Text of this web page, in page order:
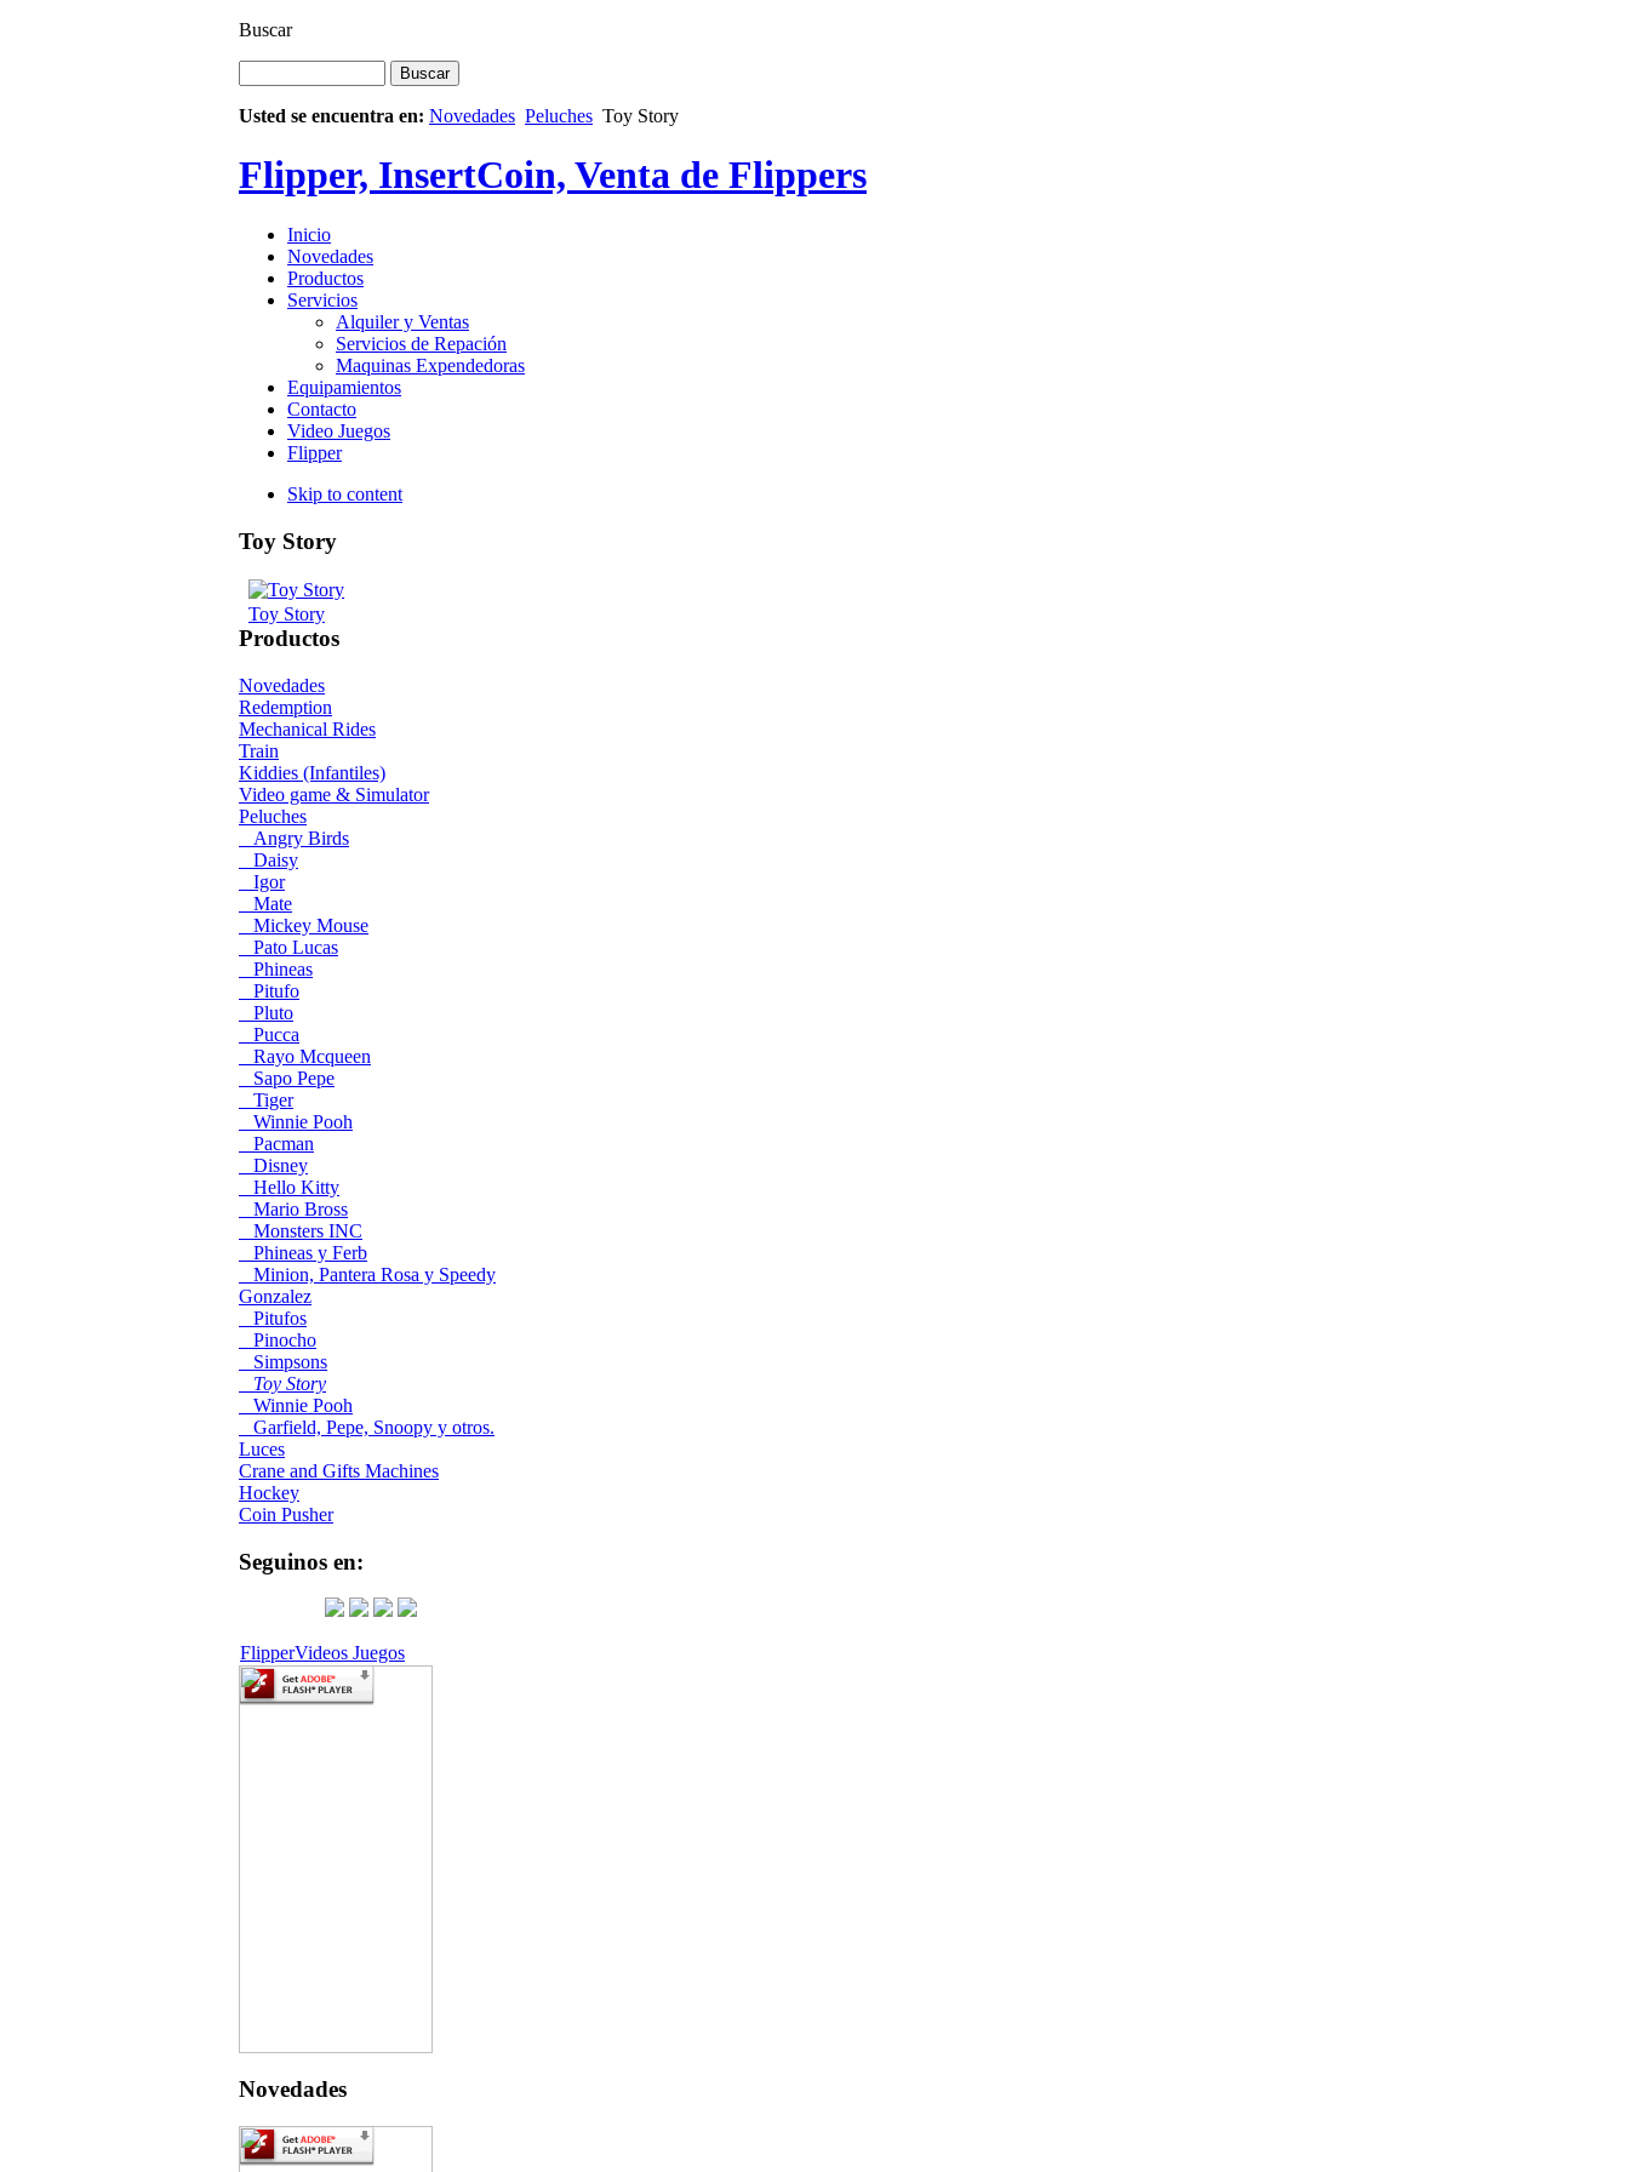
Buscar
Usted se encuentra en: Novedades Peluches Toy Story
Flipper, InsertCoin, Venta de Flippers
Inicio
Novedades
Productos
Servicios
Alquiler y Ventas
Servicios de Repación
Maquinas Expendedoras
Equipamientos
Contacto
Video Juegos
Flipper
Skip to content
Toy Story
Toy Story
Productos
Novedades
Redemption
Mechanical Rides
Train
Kiddies (Infantiles)
Video game & Simulator
Peluches
Angry Birds
Daisy
Igor
Mate
Mickey Mouse
Pato Lucas
Phineas
Pitufo
Pluto
Pucca
Rayo Mcqueen
Sapo Pepe
Tiger
Winnie Pooh
Pacman
Disney
Hello Kitty
Mario Bross
Monsters INC
Phineas y Ferb
Minion, Pantera Rosa y Speedy
Gonzalez
Pitufos
Pinocho
Simpsons
Toy Story
Winnie Pooh
Garfield, Pepe, Snoopy y otros.
Luces
Crane and Gifts Machines
Hockey
Coin Pusher
Seguinos en:
FlipperVideos Juegos
Novedades